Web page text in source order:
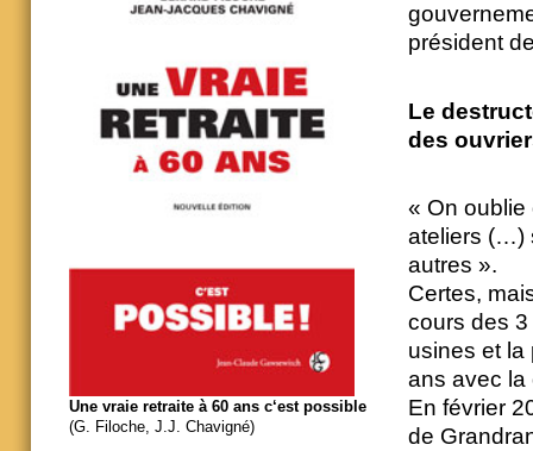
président
Le
des
« On
ateliers (…)
autres ».
Certes,
cours des
usines et la
ans avec la
En février
de
Une vraie retraite à 60 ans c‘est possible
(G. Filoche, J.J. Chavigné)